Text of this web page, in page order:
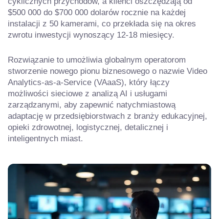
$500 000 do $700 000 dolarów rocznie na każdej
instalacji z 50 kamerami, co przekłada się na okres
zwrotu inwestycji wynoszący 12-18 miesięcy.
Rozwiązanie to umożliwia globalnym operatorom
stworzenie nowego pionu biznesowego o nazwie Video
Analytics-as-a-Service (VAaaS), który łączy
możliwości sieciowe z analizą AI i usługami
zarządzanymi, aby zapewnić natychmiastową
adaptację w przedsiębiorstwach z branży edukacyjnej,
opieki zdrowotnej, logistycznej, detalicznej i
inteligentnych miast.